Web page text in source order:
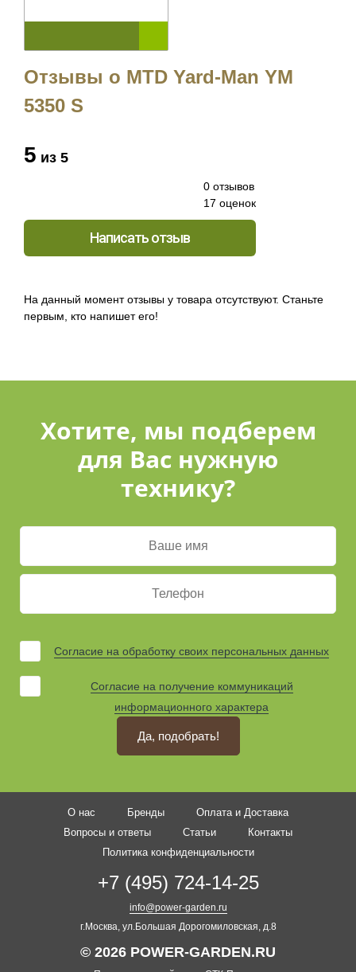
Отзывы о MTD Yard-Man YM
5350 S
5 из 5
0 отзывов
17 оценок
Написать отзыв
На данный момент отзывы у товара отсутствуют. Станьте
первым, кто напишет его!
Хотите, мы подберем
для Вас нужную
технику?
Согласие на обработку своих персональных данных
Согласие на получение коммуникаций
информационного характера
Да, подобрать!
О нас Бренды
Оплата и Доставка
Вопросы и ответы
Статьи
Контакты
Политика конфиденциальности
+7 (495) 724-14-25
info@power-garden.ru
г.Москва, ул.Большая Дорогомиловская, д.8
© 2026 POWER-GARDEN.RU